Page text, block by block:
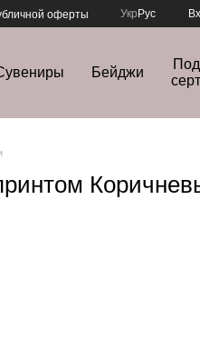
оферты
Укр Рус
Бейджи